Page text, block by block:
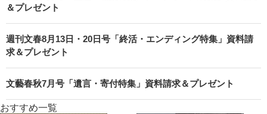
＆プレゼント
週刊文春8月13日・20日号「終活・エンディング特集」資料請
求＆プレゼント
文藝春秋7月号「遺言・寄付特集」資料請求＆プレゼント
おすすめ一覧